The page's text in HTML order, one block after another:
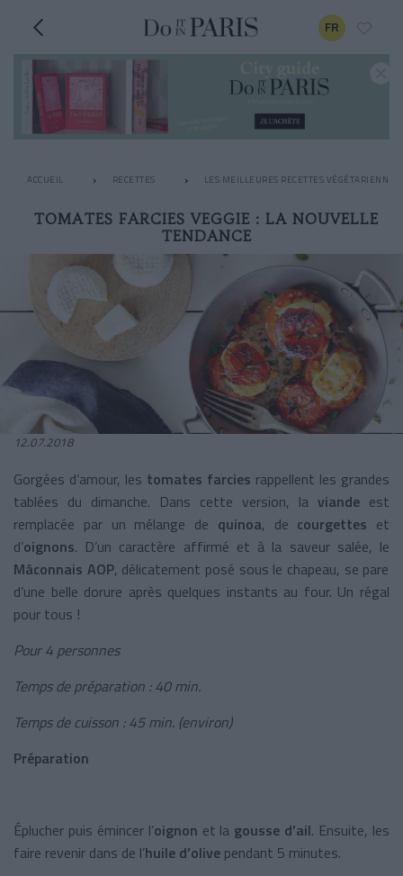
FR
ACCUEIL RECETTES LES MEILLEURES RECETTES VÉGÉTARIENNES
TOMATES FARCIES VEGGIE : LA NOUVELLE
TENDANCE
12.07.2018
Gorgées d’amour, les tomates farcies rappellent les grandes
tablées du dimanche. Dans cette version, la viande est
remplacée par un mélange de quinoa, de courgettes et
d’oignons. D’un caractère affirmé et à la saveur salée, le
Mâconnais AOP, délicatement posé sous le chapeau, se pare
d’une belle dorure après quelques instants au four. Un régal
pour tous !
Pour 4 personnes
Temps de préparation : 40 min.
Temps de cuisson : 45 min. (environ)
Préparation
Éplucher puis émincer l’oignon et la gousse d’ail. Ensuite, les
faire revenir dans de l’huile d’olive pendant 5 minutes.